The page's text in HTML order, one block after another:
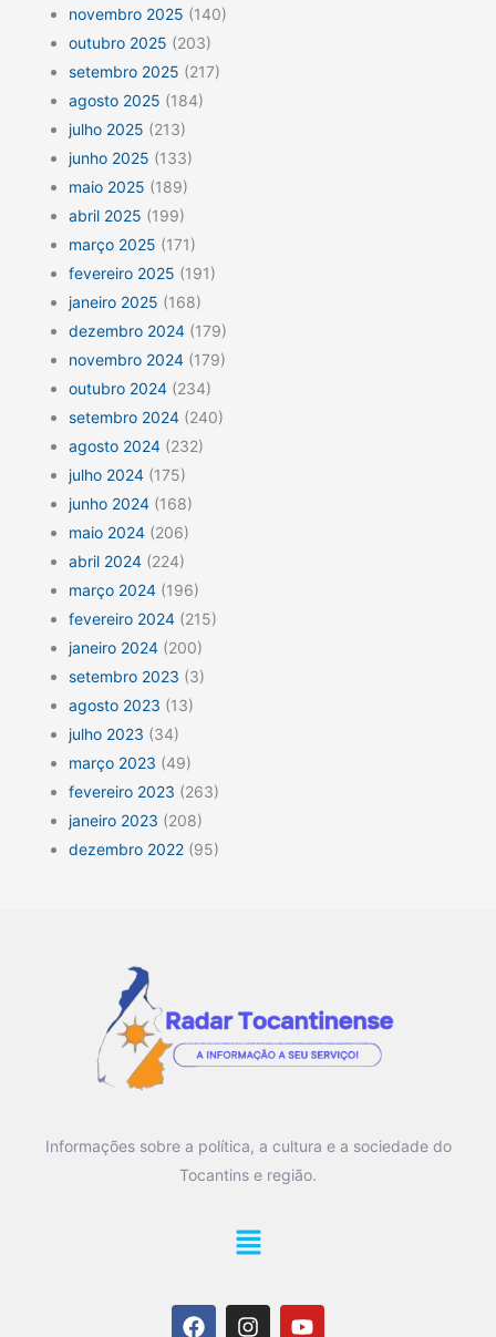
novembro 2025 (140)
outubro 2025 (203)
setembro 2025 (217)
agosto 2025 (184)
julho 2025 (213)
junho 2025 (133)
maio 2025 (189)
abril 2025 (199)
março 2025 (171)
fevereiro 2025 (191)
janeiro 2025 (168)
dezembro 2024 (179)
novembro 2024 (179)
outubro 2024 (234)
setembro 2024 (240)
agosto 2024 (232)
julho 2024 (175)
junho 2024 (168)
maio 2024 (206)
abril 2024 (224)
março 2024 (196)
fevereiro 2024 (215)
janeiro 2024 (200)
setembro 2023 (3)
agosto 2023 (13)
julho 2023 (34)
março 2023 (49)
fevereiro 2023 (263)
janeiro 2023 (208)
dezembro 2022 (95)
Informações sobre a política, a cultura e a sociedade do
Tocantins e região.
Main
F
I
Y